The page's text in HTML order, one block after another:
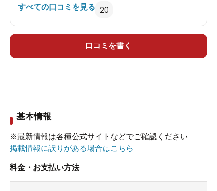
すべての口コミを見る 20
口コミを書く
基本情報
※最新情報は各種公式サイトなどでご確認ください
掲載情報に誤りがある場合はこちら
料金・お支払い方法